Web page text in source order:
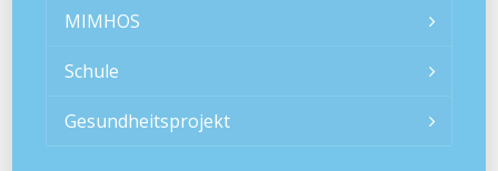
MIMHOS
Schule
Gesundheitsprojekt